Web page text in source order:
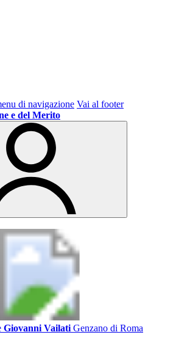
di navigazione Vai al footer
e del Merito
Giovanni Vailati Genzano di Roma